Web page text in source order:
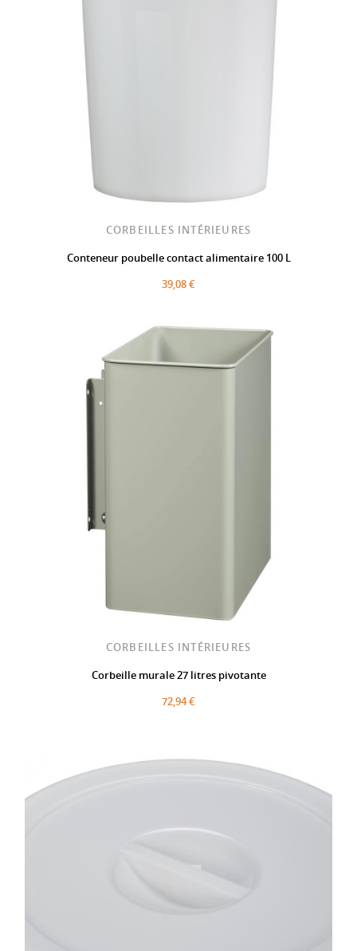
CORBEILLES INTÉRIEURES
Conteneur poubelle contact alimentaire 100 L
39,08 €
CORBEILLES INTÉRIEURES
Corbeille murale 27 litres pivotante
72,94 €